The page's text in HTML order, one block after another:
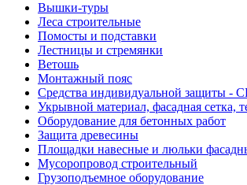
Вышки-туры
Леса строительные
Помосты и подставки
Лестницы и стремянки
Ветошь
Монтажный пояс
Средства индивидуальной защиты -
Укрывной материал, фасадная сетка,
Оборудование для бетонных работ
Защита древесины
Площадки навесные и люльки
Мусоропровод строительный
Грузоподъемное оборудование